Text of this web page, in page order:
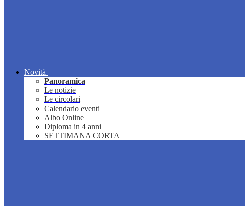
Novità
Panoramica
Le notizie
Le circolari
Calendario eventi
Albo Online
Diploma in 4 anni
SETTIMANA CORTA